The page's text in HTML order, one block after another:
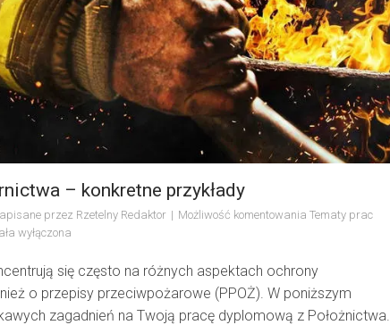
– konkretne przykłady
przez Rzetelny Redaktor Możliwość komentowania Tematy prac
wyłączona
się często na różnych aspektach ochrony
o przepisy przeciwpożarowe (PPOŻ). W poniższym
zagadnień na Twoją pracę dyplomową z Położnictwa.